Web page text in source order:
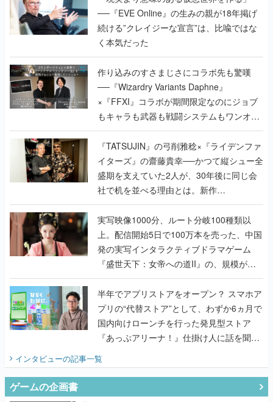
──『EVE Online』の生みの親が18年掲げ
続ける”クレイジーな宣言”は、比喩ではな
く本気だった
作り込みのすさまじさにコラボ先も驚嘆
──『Wizardry Variants Daphne』
×『FFXI』コラボが期間限定なのにジョブ
もキャラも武器も戦闘システムもワンオフ
で作り込まれた理由を両ディレクターに聞
く
『TATSUJIN』の弓削雅稔×『ライデンファ
イターズ』の齋藤貴幸──かつて縦シュー全
盛期を支えていた2人が、30年後に同じ会
社で机を並べる理由とは。新作
『TATSUJIN EXTREME』で初タッグを組
んだレジェンド2人に訊く開発秘話
実写映像1000分、ルート分岐100種類以
上。配信開始5日で100万本を売った、中国
発の実写インタラクティブドラマゲーム
『盛世天下：女帝への道II』の、規模が違
うこだわりをプロデューサーに聞いた
半年でアプリストアをオープン？ スマホア
プリの“代替ストア”として、わずか6ヵ月で
国内向けローンチを行った発見型ストア
『あっぷアリーナ！』仕掛け人に話を聞い
てみた
インタビューの記事一覧
ゲームの企画書